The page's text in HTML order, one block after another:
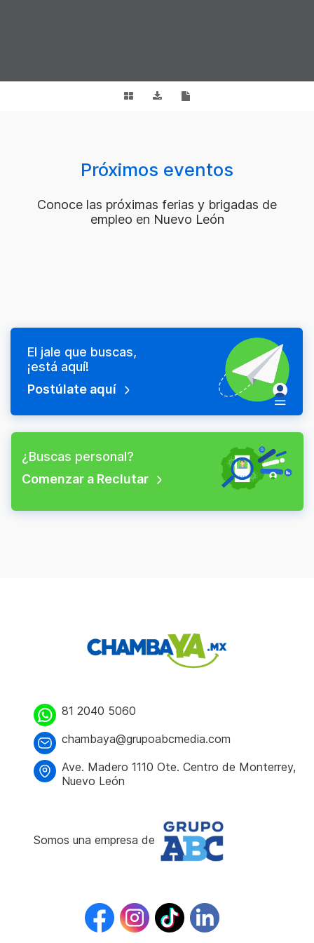
Próximos eventos
Conoce las próximas ferias y brigadas de
empleo en Nuevo León
El jale que buscas,
¡está aquí!
Postúlate aquí
¿Buscas personal?
Comenzar a Reclutar
81 2040 5060
chambaya@grupoabcmedia.com
Ave. Madero 1110 Ote. Centro de Monterrey,
Nuevo León
Somos una empresa de